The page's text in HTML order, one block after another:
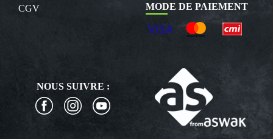
CGV
MODE DE PAIEMENT
NOUS SUIVRE :